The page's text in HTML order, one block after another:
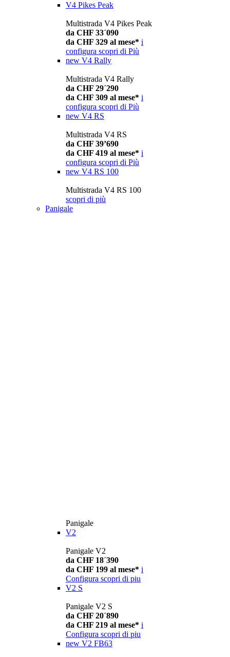
V4 Pikes Peak
Multistrada V4 Pikes Peak
da CHF 33´090
da CHF 329 al mese* i
configura scopri di Più
new V4 Rally
Multistrada V4 Rally
da CHF 29´290
da CHF 309 al mese* i
configura scopri di Più
new V4 RS
Multistrada V4 RS
da CHF 39’690
da CHF 419 al mese* i
configura scopri di Più
new V4 RS 100
Multistrada V4 RS 100
scopri di più
Panigale
Panigale
V2
Panigale V2
da CHF 18´390
da CHF 199 al mese* i
Configura scopri di piu
V2 S
Panigale V2 S
da CHF 20´890
da CHF 219 al mese* i
Configura scopri di piu
new V2 FB63